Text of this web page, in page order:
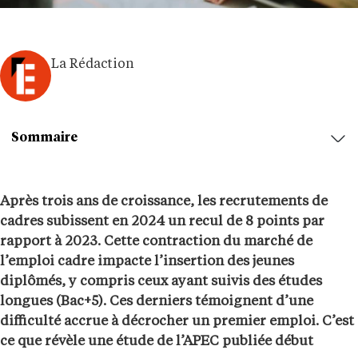
La Rédaction
Après trois ans de croissance, les recrutements de
cadres subissent en 2024 un recul de 8 points par
rapport à 2023. Cette contraction du marché de
l’emploi cadre impacte l’insertion des jeunes
diplômés, y compris ceux ayant suivis des études
longues (Bac+5). Ces derniers témoignent d’une
difficulté accrue à décrocher un premier emploi. C’est
ce que révèle une étude de l’APEC publiée début
Sommaire